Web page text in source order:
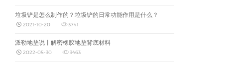
垃圾铲是怎么制作的？垃圾铲的日常功能作用是什么？
2021-10-20 3741
派勒地垫说丨解密橡胶地垫背底材料
2022-05-30 3463